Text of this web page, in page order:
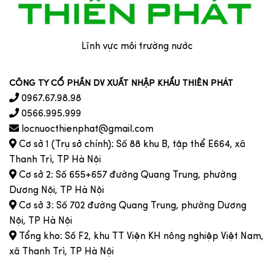
Lĩnh vực môi trường nước
CÔNG TY CỔ PHẦN DV XUẤT NHẬP KHẨU THIÊN PHÁT
0967.67.98.98
0566.995.999
locnuocthienphat@gmail.com
Cơ sở 1 (Trụ sở chính): Số 88 khu B, tập thể E664, xã
Thanh Trì, TP Hà Nội
Cơ sở 2: Số 655+657 đường Quang Trung, phường
Dương Nội, TP Hà Nội
Cơ sở 3: Số 702 đường Quang Trung, phường Dương
Nội, TP Hà Nội
Tổng kho: Số F2, khu TT Viện KH nông nghiệp Việt Nam,
xã Thanh Trì, TP Hà Nội